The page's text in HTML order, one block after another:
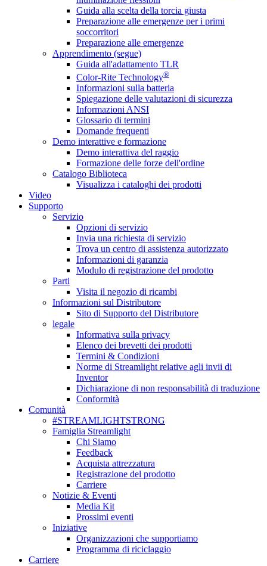
Guida alla scelta della torcia giusta
Preparazione alle emergenze per i primi
soccorritori
Preparazione alle emergenze
Apprendimento (segue)
Guida all'adattamento TLR
Color-Rite Technology®
Informazioni sulla batteria
Spiegazione delle valutazioni di sicurezza
Informazioni ANSI
Glossario di termini
Domande frequenti
Demo interattive e formazione
Demo interattiva del raggio
Formazione delle forze dell'ordine
Catalogo Biblioteca
Visualizza i cataloghi dei prodotti
Video
Supporto
Servizio
Opzioni di servizio
Invia una richiesta di servizio
Trova un centro di assistenza autorizzato
Informazioni di garanzia
Modulo di registrazione del prodotto
Parti
Visita il negozio di ricambi
Informazioni sul Distributore
Sito di Supporto del Distributore
legale
Informativa sulla privacy
Elenco dei brevetti dei prodotti
Termini & Condizioni
Norme di Streamlight relative agli invii di
Inventor
Dichiarazione di non responsabilità di traduzione
Conformità
Comunità
#STREAMLIGHTSTRONG
Famiglia Streamlight
Chi Siamo
Feedback
Acquista attrezzatura
Registrazione del prodotto
Carriere
Notizie & Eventi
Media Kit
Prossimi eventi
Iniziative
Organizzazioni che supportiamo
Programma di riciclaggio
Carriere